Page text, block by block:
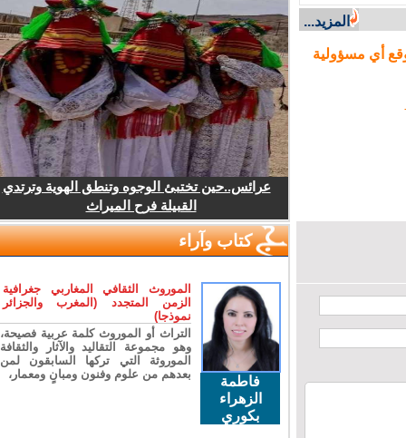
المزيد...
أي مسؤولية
عرائس..حين تختبئ الوجوه وتنطق الهوية وترتدي
القبيلة فرح الميراث
كتاب وآراء
فاطمة
الزهراء
بكوري
الموروث الثقافي المغاربي جغرافية
الزمن المتجدد (المغرب والجزائر
نموذجا)
التراث أو الموروث كلمة عربية فصيحة،
وهو مجموعة التقاليد والآثار والثقافة
الموروثة التي تركها السابقون لمن
بعدهم من علوم وفنون ومبانٍ ومعمار،